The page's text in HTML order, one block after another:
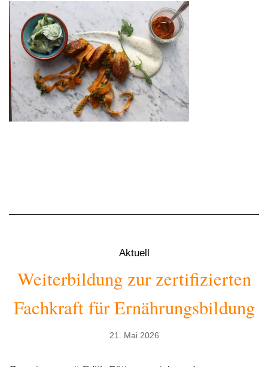
Aktuell
Weiterbildung zur zertifizierten
Fachkraft für Ernährungsbildung
21. Mai 2026